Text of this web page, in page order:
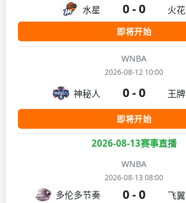
水星 0 - 0 火花
即将开始
WNBA
2026-08-12 10:00
神秘人 0 - 0 王牌
即将开始
2026-08-13赛事直播
WNBA
2026-08-13 08:00
多伦多节奏 0 - 0 飞翼